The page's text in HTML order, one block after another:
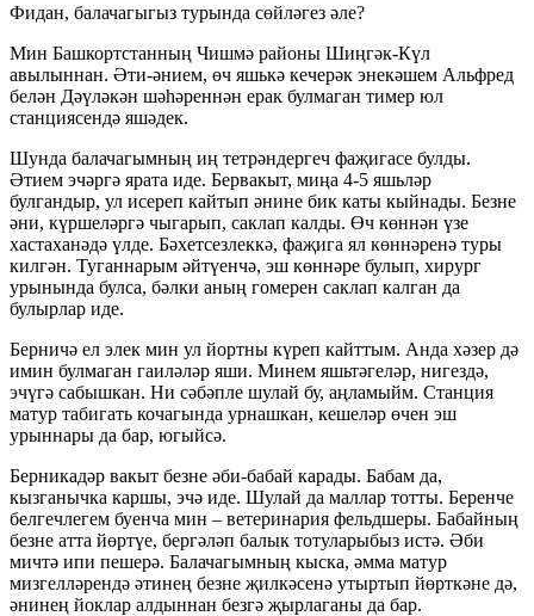
Фидан, балачагыгыз турында сөйләгез әле?
Мин Башкортстанның Чишмә районы Шиңгәк-Күл
авылыннан. Әти-әнием, өч яшькә кечерәк энекәшем Альфред
белән Дәүләкән шәһәреннән ерак булмаган тимер юл
станциясендә яшәдек.
Шунда балачагымның иң тетрәндергеч фаҗигасе булды.
Әтием эчәргә ярата иде. Бервакыт, миңа 4-5 яшьләр
булгандыр, ул исереп кайтып әнине бик каты кыйнады. Безне
әни, күршеләргә чыгарып, саклап калды. Өч көннән үзе
хастаханәдә үлде. Бәхетсезлеккә, фаҗига ял көннәренә туры
килгән. Туганнарым әйтүенчә, эш көннәре булып, хирург
урынында булса, бәлки аның гомерен саклап калган да
булырлар иде.
Берничә ел элек мин ул йортны күреп кайттым. Анда хәзер дә
имин булмаган гаиләләр яши. Минем яшьтәгеләр, нигездә,
эчүгә сабышкан. Ни сәбәпле шулай бу, аңламыйм. Станция
матур табигать кочагында урнашкан, кешеләр өчен эш
урыннары да бар, югыйсә.
Берникадәр вакыт безне әби-бабай карады. Бабам да,
кызганычка каршы, эчә иде. Шулай да маллар тотты. Беренче
белгечлегем буенча мин – ветеринария фельдшеры. Бабайның
безне атта йөртүе, бергәләп балык тотуларыбыз истә. Әби
мичтә ипи пешерә. Балачагымның кыска, әмма матур
мизгелләрендә әтинең безне җилкәсенә утыртып йөрткәне дә,
әнинең йоклар алдыннан безгә җырлаганы да бар.